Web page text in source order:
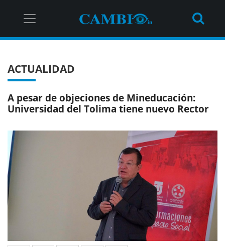
ACTUALIDAD
A pesar de objeciones de Mineducación:
Universidad del Tolima tiene nuevo Rector